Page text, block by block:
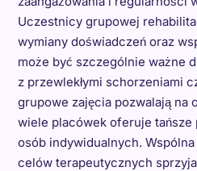
Uczestnicy grupowej
wymiany doświadczeń oraz
może być szczególnie ważne
z przewlekłymi schorzeniami
grupowe zajęcia pozwalają na
wiele placówek oferuje tańsze
osób indywidualnych.
celów terapeutycznych